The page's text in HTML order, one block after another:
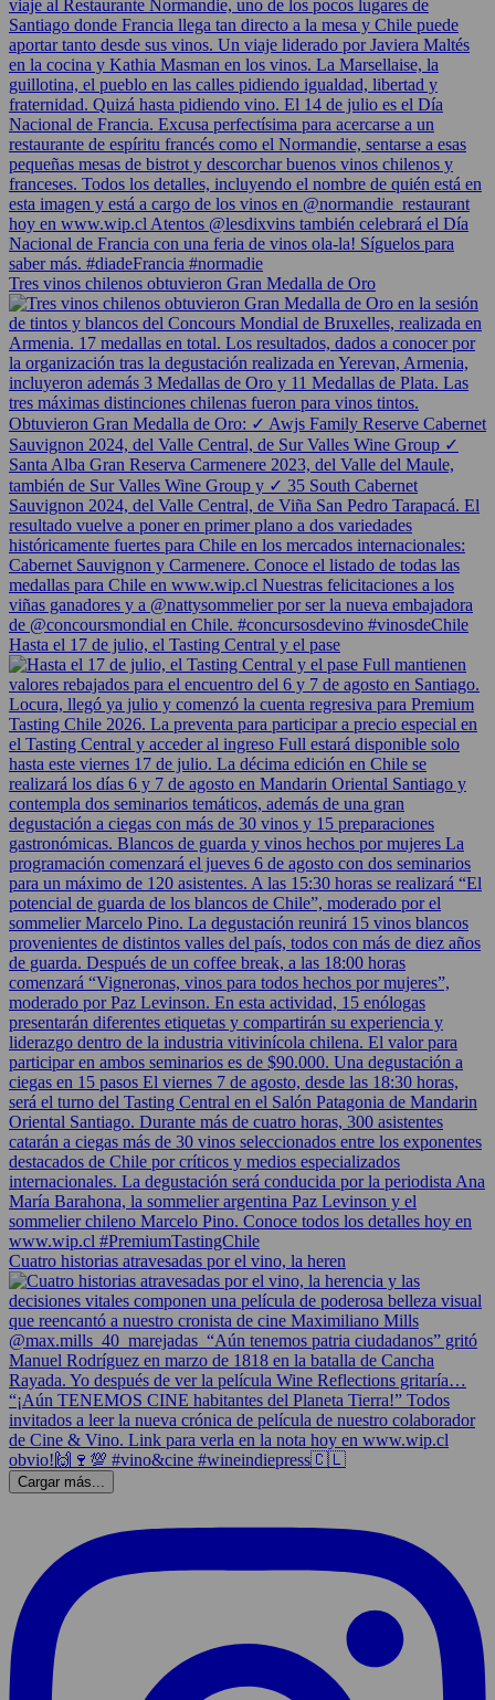
Tres vinos chilenos obtuvieron Gran Medalla de Oro
Hasta el 17 de julio, el Tasting Central y el pase
Cuatro historias atravesadas por el vino, la heren
Cargar más...